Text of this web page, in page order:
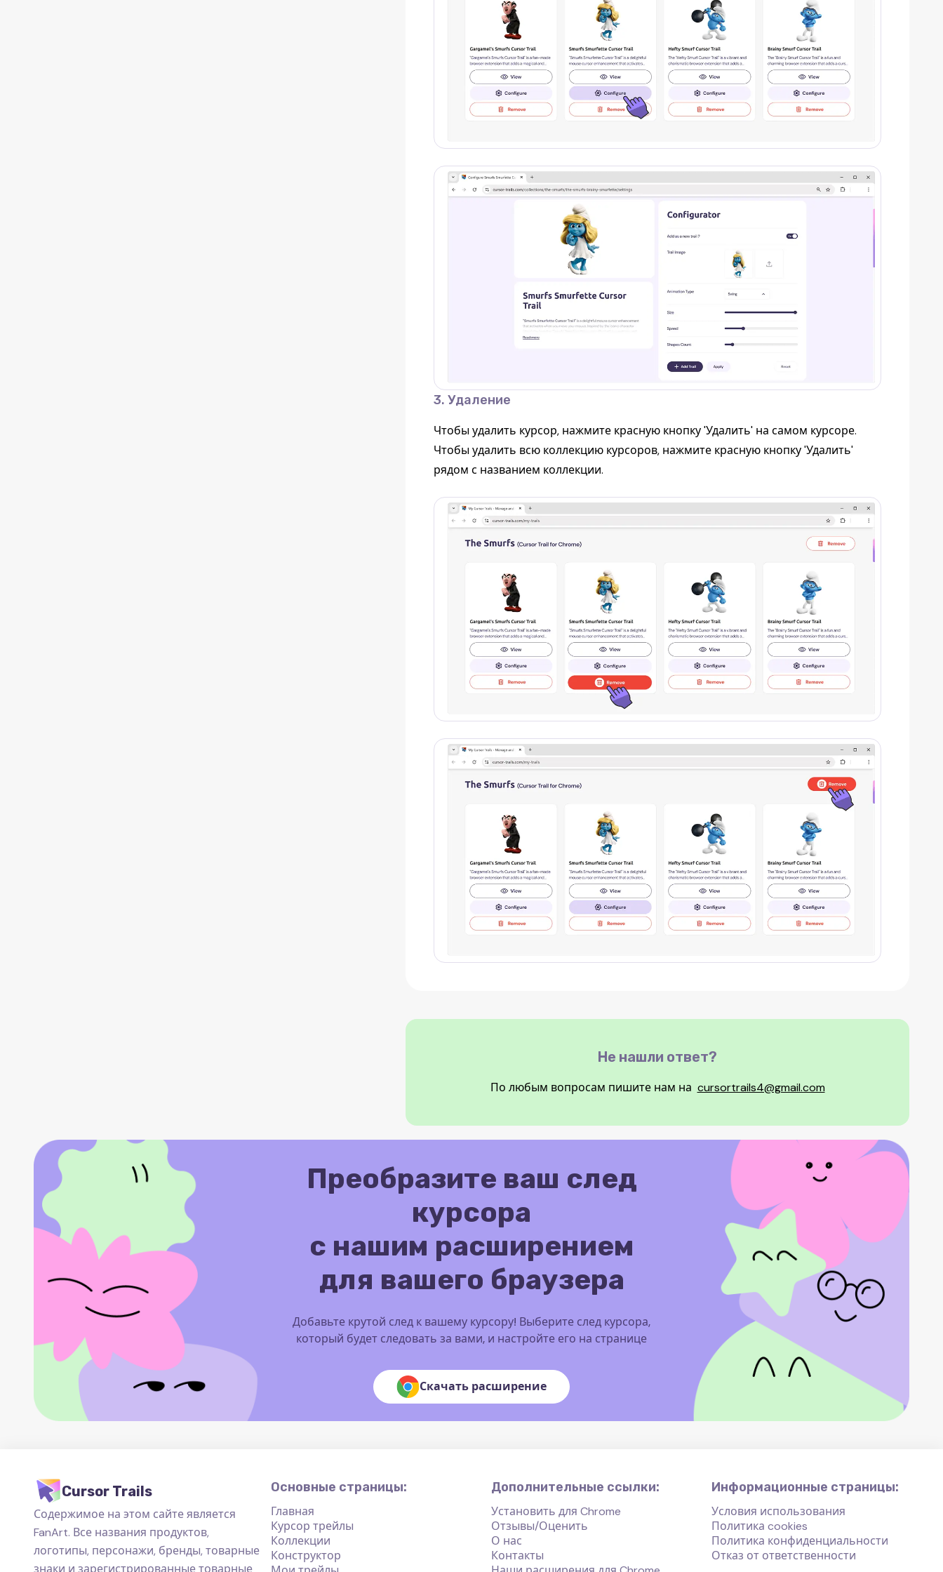
3. Удаление
Чтобы удалить курсор, нажмите красную кнопку 'Удалить' на самом курсоре.
Чтобы удалить всю коллекцию курсоров, нажмите красную кнопку 'Удалить'
рядом с названием коллекции.
Не нашли ответ?
По любым вопросам пишите нам на cursortrails4@gmail.com
Преобразите ваш след
курсора
с нашим расширением
для вашего браузера
Добавьте крутой след к вашему курсору! Выберите след курсора,
который будет следовать за вами, и настройте его на странице
Скачать расширение
Cursor Trails
Содержимое на этом сайте является
FanArt. Все названия продуктов,
логотипы, персонажи, бренды, товарные
знаки и зарегистрированные товарные
Основные страницы:
Главная
Курсор трейлы
Коллекции
Конструктор
Дополнительные ссылки:
Установить для Chrome
Отзывы/Оценить
О нас
Контакты
Информационные страницы:
Условия использования
Политика cookies
Политика конфиденциальности
Отказ от ответственности